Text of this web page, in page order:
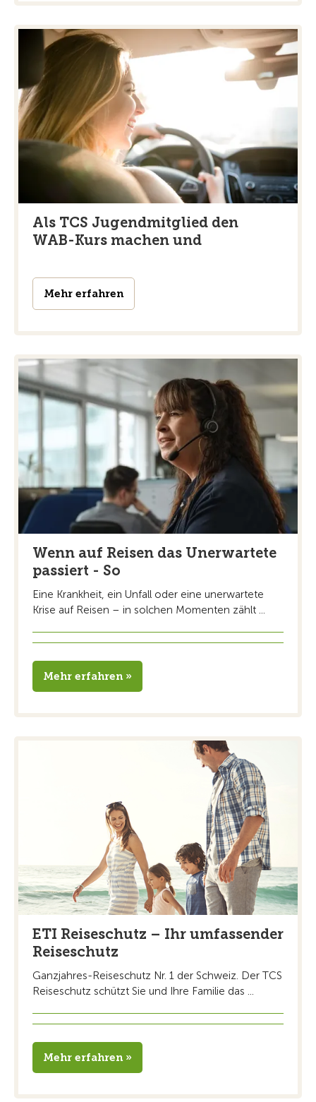
Als TCS Jugendmitglied den
WAB-Kurs machen und
Mehr erfahren
Wenn auf Reisen das Unerwartete
passiert - So
Eine Krankheit, ein Unfall oder eine unerwartete
Krise auf Reisen – in solchen Momenten zählt ...
Mehr erfahren »
ETI Reiseschutz – Ihr umfassender
Reiseschutz
Ganzjahres-Reiseschutz Nr. 1 der Schweiz. Der TCS
Reiseschutz schützt Sie und Ihre Familie das ...
Mehr erfahren »